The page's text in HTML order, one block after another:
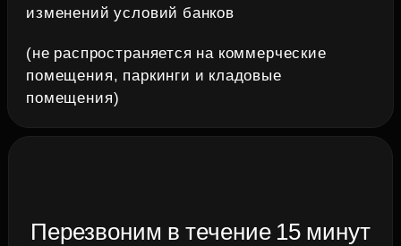
изменений условий банков
(не распространяется на коммерческие
помещения, паркинги и кладовые
помещения)
Перезвоним в течение 15 минут